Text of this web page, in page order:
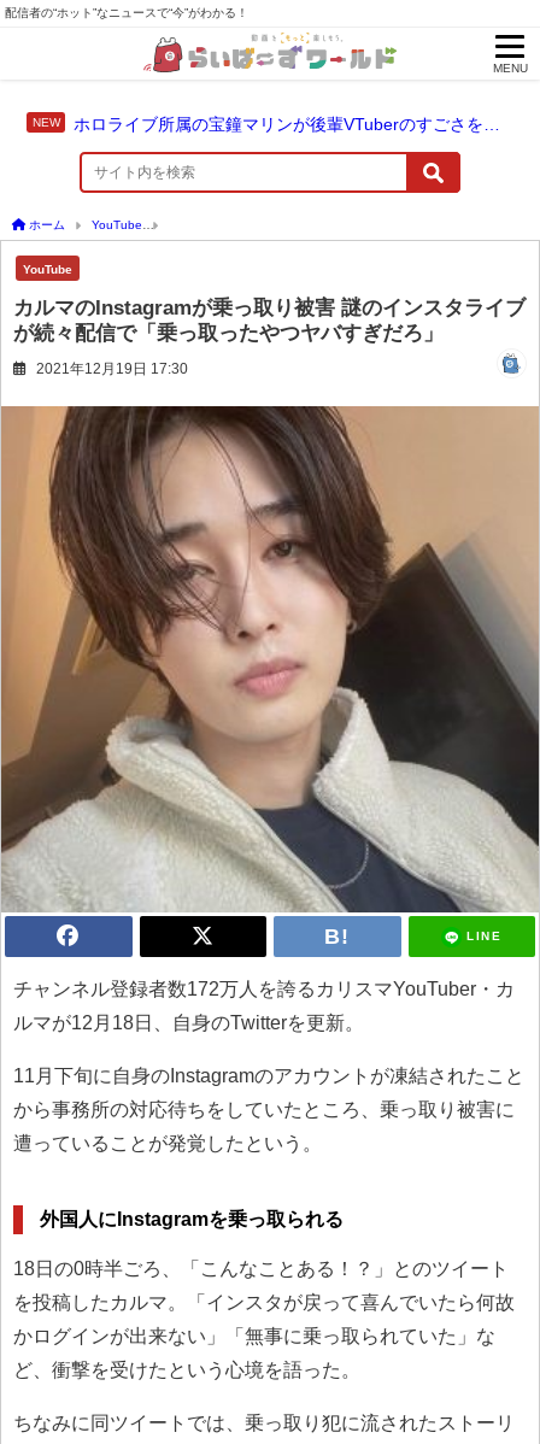
配信者の“ホット”なニュースで“今”がわかる！
MENU
ホーム YouTube
YouTube
カルマのInstagramが乗っ取り被害 謎のインスタライブ
が続々配信で「乗っ取ったやつヤバすぎだろ」
2021年12月19日 17:30
LINE
チャンネル登録者数172万人を誇るカリスマYouTuber・カ
ルマが12月18日、自身のTwitterを更新。
11月下旬に自身のInstagramのアカウントが凍結されたこと
から事務所の対応待ちをしていたところ、乗っ取り被害に
遭っていることが発覚したという。
外国人にInstagramを乗っ取られる
18日の0時半ごろ、「こんなことある！？」とのツイート
を投稿したカルマ。「インスタが戻って喜んでいたら何故
かログインが出来ない」「無事に乗っ取られていた」な
ど、衝撃を受けたという心境を語った。
ちなみに同ツイートでは、乗っ取り犯に流されたストーリ